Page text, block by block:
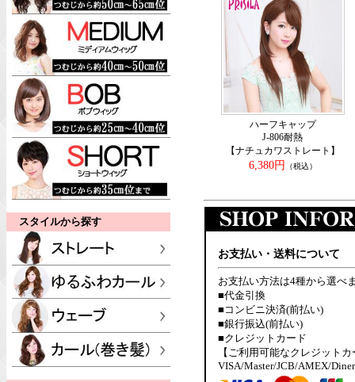
スタイルから探す
ハーフキャップ
J-806耐熱
【ナチュカワストレート】
6,380円
（税込）
お支払い・送料について
お支払い方法は4種から選べ
■代金引換
■コンビニ決済(前払い)
■銀行振込(前払い)
■クレジットカード
【ご利用可能なクレジット
VISA/Master/JCB/AMEX/